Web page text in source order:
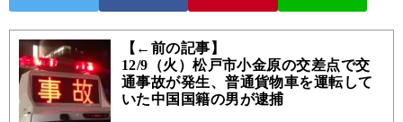
【←前の記事】
12/9（火）松戸市小金原の交差点で交
通事故が発生、普通貨物車を運転して
いた中国国籍の男が逮捕